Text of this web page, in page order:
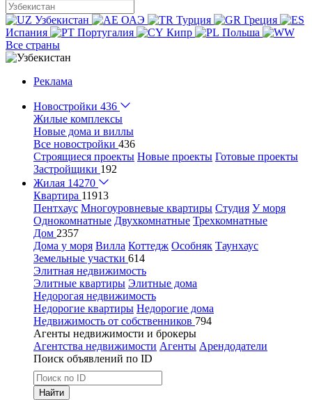
Узбекистан ОАЭ Турция
Греция
Испания
Португалия Кипр
Польша
Все страны
Реклама
Новостройки 436
Жилые комплексы
Новые дома и виллы
Все новостройки 436
Строящиеся проекты Новые проекты Готовые проекты
Застройщики 192
Жилая 14270
Квартира 11913
Пентхаус Многоуровневые квартиры Студия У моря
Однокомнатные Двухкомнатные Трехкомнатные
Дом 2357
Дома у моря Вилла Коттедж Особняк Таунхаус
Земельные участки 614
Элитная недвижимость
Элитные квартиры Элитные дома
Недорогая недвижимость
Недорогие квартиры Недорогие дома
Недвижимость от собственников 794
Агенты недвижимости и брокеры
Агентства недвижимости Агенты Арендодатели
Поиск объявлений по ID
Найти